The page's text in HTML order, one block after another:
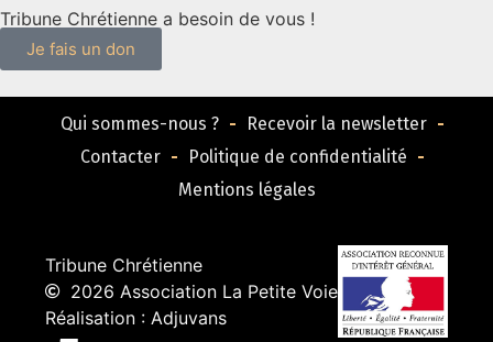
Tribune Chrétienne a besoin de vous !
Je fais un don
Qui sommes-nous ?
Recevoir la newsletter
Contacter
Politique de confidentialité
Mentions légales
Tribune Chrétienne
2026 Association La Petite Voie
Réalisation : Adjuvans